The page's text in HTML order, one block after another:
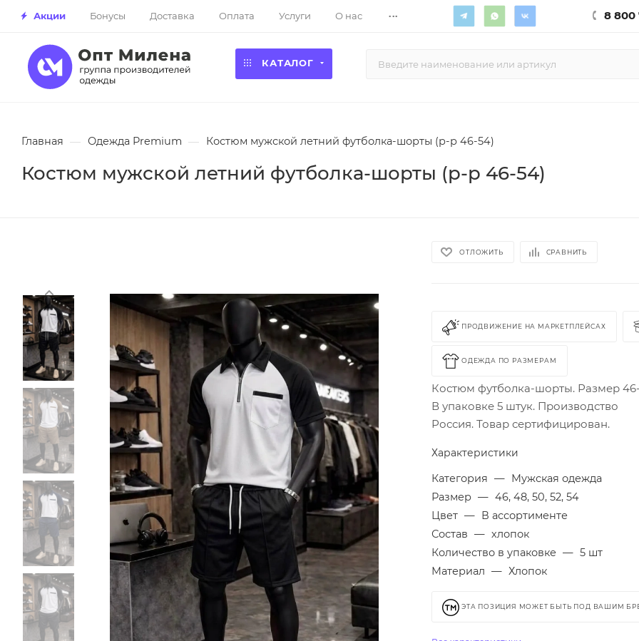
Акции Бонусы Доставка Оплата Услуги О нас ... 8 800
КАТАЛОГ
Главная — Одежда Premium — Костюм мужской летний футболка-шорты (р-р 46-54)
Костюм мужской летний футболка-шорты (р-р 46-54)
ОТЛОЖИТЬ СРАВНИТЬ
ПРОДВИЖЕНИЕ НА МАРКЕТПЛЕЙСАХ
ОДЕЖДА ПО РАЗМЕРАМ
Костюм футболка-шорты. Размер
В упаковке 5 штук. Производство
Россия. Товар сертифицирован.
Характеристики
Категория — Мужская одежда
Размер — 46, 48, 50, 52, 54
Цвет — В ассортименте
Состав — хлопок
Количество в упаковке — 5 шт
Материал — Хлопок
ЭТА ПОЗИЦИЯ МОЖЕТ БЫТЬ ПОД ВАШИМ